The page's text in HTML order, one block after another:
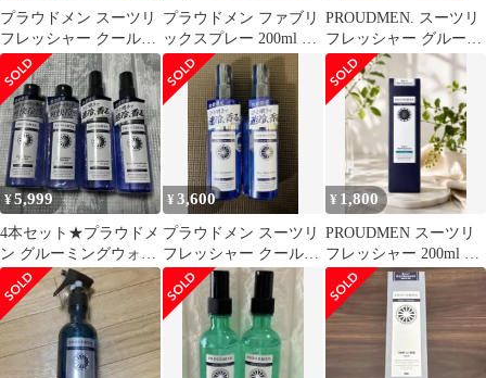
プラウドメン スーツリ
フレッシャー クールス
プラッシュ 衣類用消臭
剤
プラウドメン ファブリ
ックスプレー 200ml グ
ルーミング・シトラス
... 6600982
4528620030048
X000ON2ZYH
PROUDMEN. スーツリ
フレッシャー グルーミ
ングシトラス 200mL
¥5,999
4本セット★プラウドメ
ン グルーミングウォー
ター＆スーツリフレッ
シャー
¥3,600
プラウドメン スーツリ
フレッシャー クールス
プラッシュ 200ml ２個
セット
¥ 1,800
PROUDMEN スーツリ
フレッシャー 200ml シ
トラスムスク